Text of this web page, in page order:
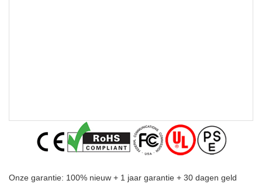
Onze garantie: 100% nieuw + 1 jaar garantie + 30 dagen geld